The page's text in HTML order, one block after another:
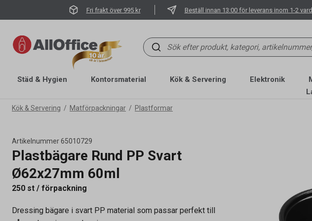
Fri frakt över 995 kr Beställ innan 13:00 för leverans inom 1-2
Städ & Hygien Kontorsmaterial Kök & Servering Elektronik
Kök & Servering Matförpackningar Plastformar
Artikelnummer65010729
Plastbägare Rund PP Svart
Ø62x27mm 60ml
250 st / förpackning
Dressing bägare i svart PP material som passar perfekt till
Artikelnummer
Volym
Antal fack 1